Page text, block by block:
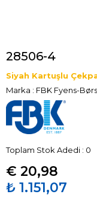
28506-4
Siyah Kartuşlu
Marka : FBK Fyens-
Toplam Stok Adedi : 0
€ 20,98
₺ 1.151,07